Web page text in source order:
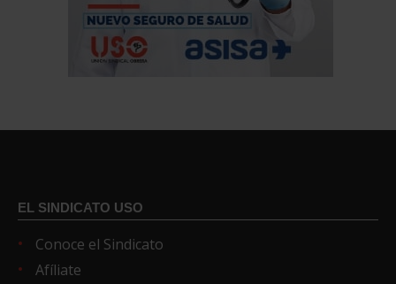
EL SINDICATO USO
Conoce el Sindicato
Afíliate